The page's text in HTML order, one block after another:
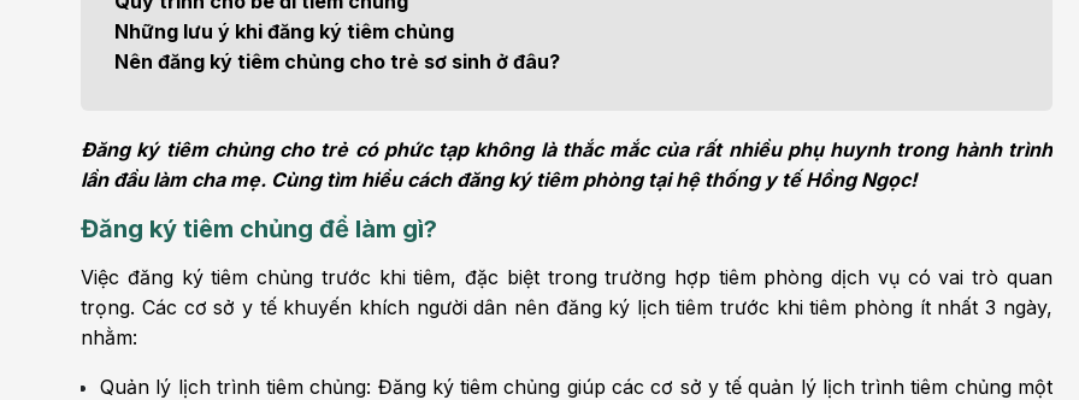
Thẩm mỹ
Nội Tiết
Cấp cứu - Hồi sức tích
Ung bướu
Vật lý trị liệu - Phục hồi
chức năng
Tâm lý và sức khỏe tâm
thần
Những lưu ý khi đăng ký tiêm chủng
Nên đăng ký tiêm chủng cho trẻ sơ sinh ở đâu?
Đăng ký tiêm chủng cho trẻ có phức tạp không là thắc mắc của rất nhiều phụ huynh trong hành trình
lần đầu làm cha mẹ. Cùng tìm hiểu cách đăng ký tiêm phòng tại hệ thống y tế Hồng Ngọc!
Đăng ký tiêm chủng để làm gì?
Việc đăng ký tiêm chủng trước khi tiêm, đặc biệt trong trường hợp tiêm phòng dịch vụ có vai trò quan
trọng. Các cơ sở y tế khuyến khích người dân nên đăng ký lịch tiêm trước khi tiêm phòng ít nhất 3 ngày,
nhằm:
Quản lý lịch trình tiêm chủng: Đăng ký tiêm chủng giúp các cơ sở y tế quản lý lịch trình tiêm chủng một